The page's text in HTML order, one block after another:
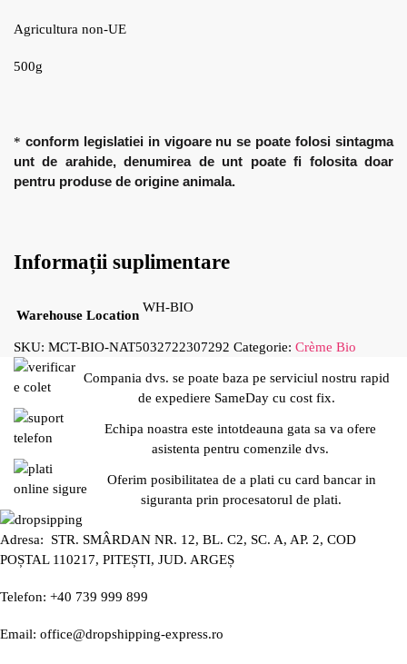
Agricultura non-UE
500g
* conform legislatiei in vigoare nu se poate folosi sintagma
unt de arahide, denumirea de unt poate fi folosita doar
pentru produse de origine animala.
Informații suplimentare
Warehouse Location
WH-BIO
SKU: MCT-BIO-NAT5032722307292 Categorie: Crème Bio
Compania dvs. se poate baza pe serviciul nostru rapid
de expediere SameDay cu cost fix.
Echipa noastra este intotdeauna gata sa va ofere
asistenta pentru comenzile dvs.
Oferim posibilitatea de a plati cu card bancar in
siguranta prin procesatorul de plati.
Adresa: STR. SMÂRDAN NR. 12, BL. C2, SC. A, AP. 2, COD
POȘTAL 110217, PITEȘTI, JUD. ARGEȘ
Telefon: +40 739 999 899
Email: office@dropshipping-express.ro